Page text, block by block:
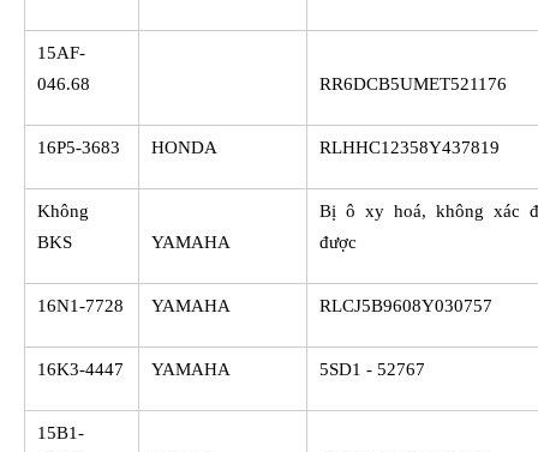
15AF-
046.68
RR6DCB5UMET521176
16P5-3683 HONDA RLHHC12358Y437819
Không
BKS
YAMAHA
Bị ô xy hoá, không xác
được
16N1-7728 YAMAHA RLCJ5B9608Y030757
16K3-4447 YAMAHA 5SD1 - 52767
15B1-